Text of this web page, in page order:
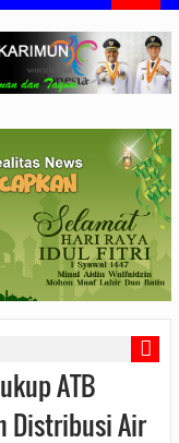
ATB
Distribusi Air